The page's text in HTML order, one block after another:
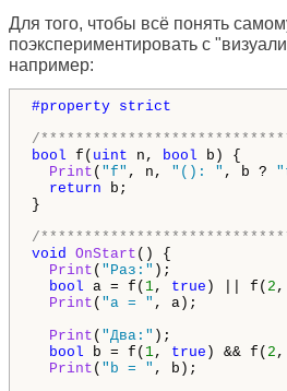
Для того, чтобы всё понять
поэкспериментировать с
например:
#property strict
/
bool f( uint n, bool b) {
Print ( "f" , n, "(): " , b ?
return b;
}
/
void
OnStart () {
Print ( "Раз:" );
bool a = f( 1, true ) || f( 2 ,
Print ( "a = " , a);
Print ( "Два:" );
bool b = f( 1, true ) && f( 2 ,
Print ( "b = " , b);